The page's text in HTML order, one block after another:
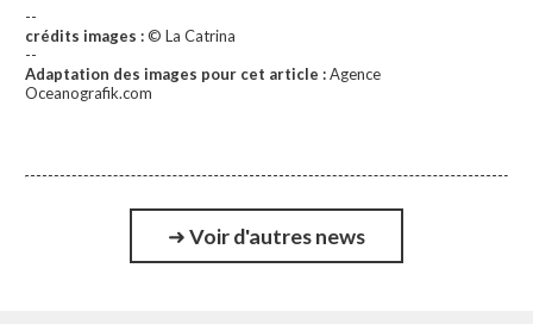
--
crédits images :© La Catrina
--
Adaptation des images pour cet article :Agence
Oceanografik.com
➜Voir d'autres news